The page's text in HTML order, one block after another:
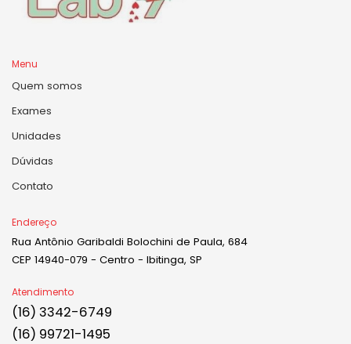
Menu
Quem somos
Exames
Unidades
Dúvidas
Contato
Endereço
Rua Antônio Garibaldi Bolochini de Paula, 684
CEP 14940-079 - Centro - Ibitinga, SP
Atendimento
(16) 3342-6749
(16) 99721-1495